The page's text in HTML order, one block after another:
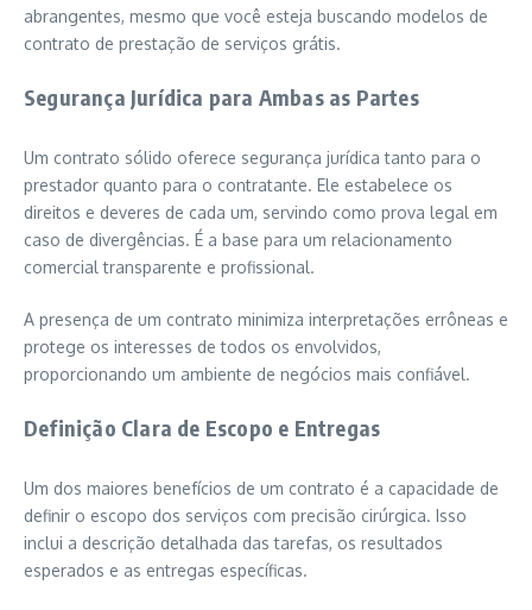
abrangentes, mesmo que você esteja buscando modelos de
contrato de prestação de serviços grátis.
Segurança Jurídica para Ambas as Partes
Um contrato sólido oferece segurança jurídica tanto para o
prestador quanto para o contratante. Ele estabelece os
direitos e deveres de cada um, servindo como prova legal em
caso de divergências. É a base para um relacionamento
comercial transparente e profissional.
A presença de um contrato minimiza interpretações errôneas e
protege os interesses de todos os envolvidos,
proporcionando um ambiente de negócios mais confiável.
Definição Clara de Escopo e Entregas
Um dos maiores benefícios de um contrato é a capacidade de
definir o escopo dos serviços com precisão cirúrgica. Isso
inclui a descrição detalhada das tarefas, os resultados
esperados e as entregas específicas.